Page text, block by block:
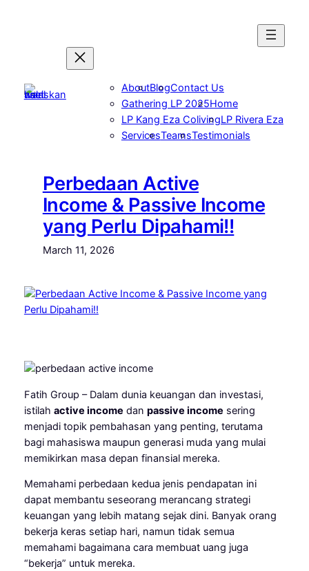
AboutBlogContact Us
Gathering LP 2025Home
LP Kang Eza ColivingLP Rivera Eza
ServicesTeamsTestimonials
Perbedaan Active
Income & Passive Income
yang Perlu Dipahami!!
March 11, 2026
Fatih Group – Dalam dunia keuangan dan investasi,
istilah active income dan passive income sering
menjadi topik pembahasan yang penting, terutama
bagi mahasiswa maupun generasi muda yang mulai
memikirkan masa depan finansial mereka.
Memahami perbedaan kedua jenis pendapatan ini
dapat membantu seseorang merancang strategi
keuangan yang lebih matang sejak dini. Banyak orang
bekerja keras setiap hari, namun tidak semua
memahami bagaimana cara membuat uang juga
“bekerja” untuk mereka.